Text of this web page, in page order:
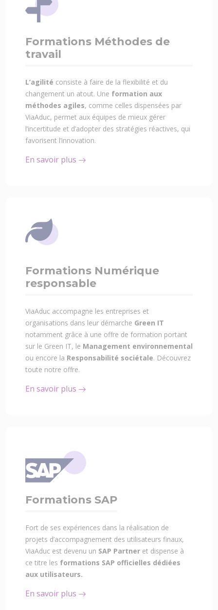
Formations Méthodes de
travail
L’agilité consiste à faire de la flexibilité et du
changement un atout. Une formation aux
méthodes agiles, comme celles dispensées par
ViaAduc, permet aux équipes de mieux gérer
l’incertitude et d’adopter des stratégies réactives, qui
favorisent l’innovation.
En savoir plus
Formations Numérique
responsable
ViaAduc accompagne les entreprises et
organisations dans leur démarche Green IT
notamment grâce à une offre de formation portant
sur le Green IT, le Management environnemental
ou encore la Responsabilité sociétale. Découvrez
toute notre offre.
En savoir plus
Formations SAP
Fort de ses expériences dans la réalisation de
projets d’accompagnement des utilisateurs finaux,
ViaAduc est devenu un SAP Partner et dispense à
ce titre les formations SAP officielles dédiées
aux utilisateurs.
En savoir plus